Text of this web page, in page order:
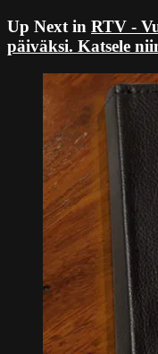
Up Next in RTV -
päiväksi. Katsele